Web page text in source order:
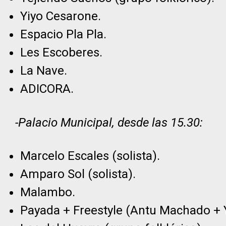
Yiyo Cesarone.
Espacio Pla Pla.
Les Escoberes.
La Nave.
ADICORA.
-Palacio Municipal, desde las 15.30:
Marcelo Escales (solista).
Amparo Sol (solista).
Malambo.
Payada + Freestyle (Antu Machado +